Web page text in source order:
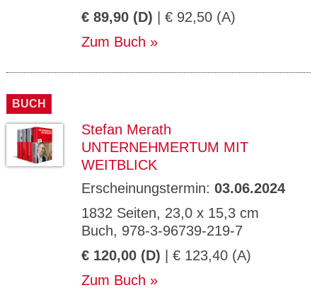
€ 89,90 (D) | € 92,50 (A)
Zum Buch
BUCH
Stefan Merath
UNTERNEHMERTUM MIT
WEITBLICK
Erscheinungstermin: 03.06.2024
1832 Seiten, 23,0 x 15,3 cm
Buch, 978-3-96739-219-7
€ 120,00 (D) | € 123,40 (A)
Zum Buch